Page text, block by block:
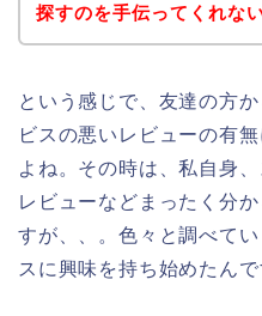
探すのを手伝ってくれな
という感じで、友達の方
ビスの悪いレビューの有
よね。その時は、私自身
レビューなどまったく分
すが、、。色々と調べて
スに興味を持ち始めたんで